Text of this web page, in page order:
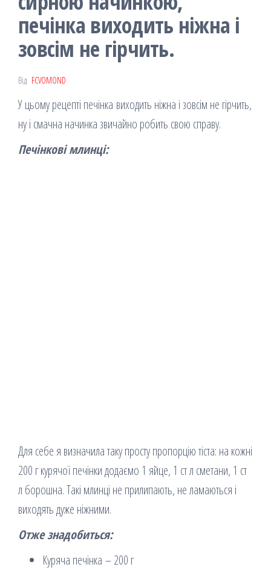
печінка виходить ніжна і
зовсім не гірчить.
Від FCVOMOND
У цьому рецепті печінка виходить ніжна і зовсім не гірчить,
ну і смачна начинка звичайно робить свою справу.
Печінкові млинці:
Для себе я визначила таку просту пропорцію тіста: на кожні
200 г курячої печінки додаємо 1 яйце, 1 ст л сметани, 1 ст
л борошна. Такі млинці не прилипають, не ламаються і
виходять дуже ніжними.
Отже знадобиться:
Куряча печінка – 200 г